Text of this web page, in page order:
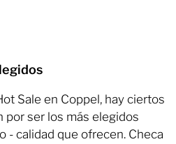
Sale en Coppel, hay ciertos
por ser los más elegidos
- calidad que ofrecen. Checa